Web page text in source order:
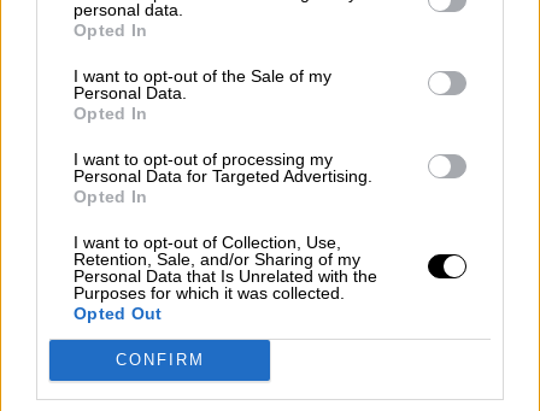
personal data.
Opted In
I want to opt-out of the Sale of my
Personal Data.
Opted In
I want to opt-out of processing my
Personal Data for Targeted Advertising.
Opted In
I want to opt-out of Collection, Use,
Retention, Sale, and/or Sharing of my
Personal Data that Is Unrelated with the
Purposes for which it was collected.
Opted Out
CONFIRM
El Conflicto de Oriente Medio:
Un Nuevo Orden Autoritario
en Construcción
Álvaro Frutos Rosado y Gabinete
Por Carlos Miranda
Clara Campoamor: Mi sueño,
mi pesadilla
María Pérez Herrero